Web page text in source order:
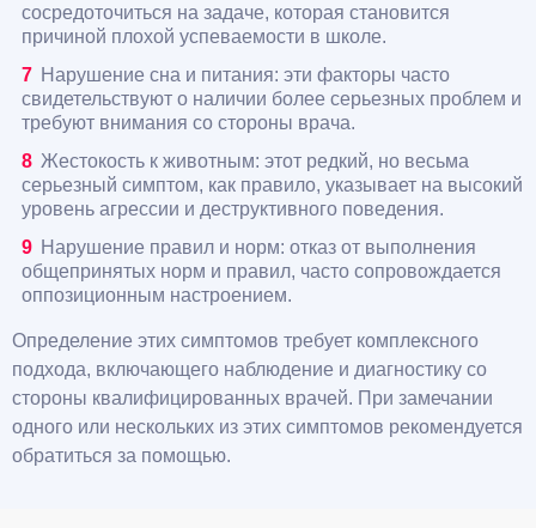
сосредоточиться на задаче, которая становится
причиной плохой успеваемости в школе.
Нарушение сна и питания: эти факторы часто
свидетельствуют о наличии более серьезных проблем и
требуют внимания со стороны врача.
Жестокость к животным: этот редкий, но весьма
серьезный симптом, как правило, указывает на высокий
уровень агрессии и деструктивного поведения.
Нарушение правил и норм: отказ от выполнения
общепринятых норм и правил, часто сопровождается
оппозиционным настроением.
Определение этих симптомов требует комплексного
подхода, включающего наблюдение и диагностику со
стороны квалифицированных врачей. При замечании
одного или нескольких из этих симптомов рекомендуется
обратиться за помощью.